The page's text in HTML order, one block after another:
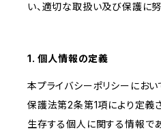
い、適切な取扱い及び保護に努
1. 個人情報の定義
本プライバシーポリシーにお
保護法第2条第1項により定義
生存する個人に関する情報で